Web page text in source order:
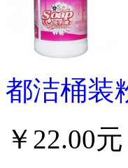
都洁桶装
￥22.00元